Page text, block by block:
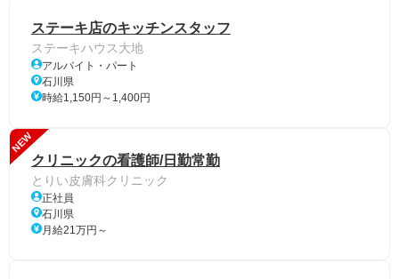
ステーキ店のキッチンスタッフ
ステーキハウス大地
アルバイト・パート
石川県
時給1,150円～1,400円
NEW
クリニックの看護師/日勤常勤
とりい皮膚科クリニック
正社員
石川県
月給21万円～